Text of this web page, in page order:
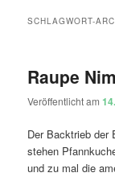
SCHLAGWORT-
Raupe
Veröffentlicht am
Der Backtrieb der
stehen
und zu mal die